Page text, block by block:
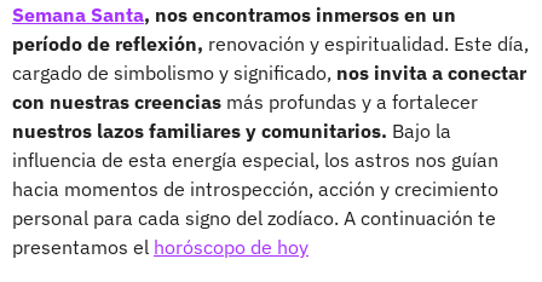
Semana Santa, nos encontramos inmersos en un
período de reflexión, renovación y espiritualidad. Este día,
cargado de simbolismo y significado, nos invita a conectar
con nuestras creencias más profundas y a fortalecer
nuestros lazos familiares y comunitarios. Bajo la
influencia de esta energía especial, los astros nos guían
hacia momentos de introspección, acción y crecimiento
personal para cada signo del zodíaco. A continuación te
presentamos el horóscopo de hoy